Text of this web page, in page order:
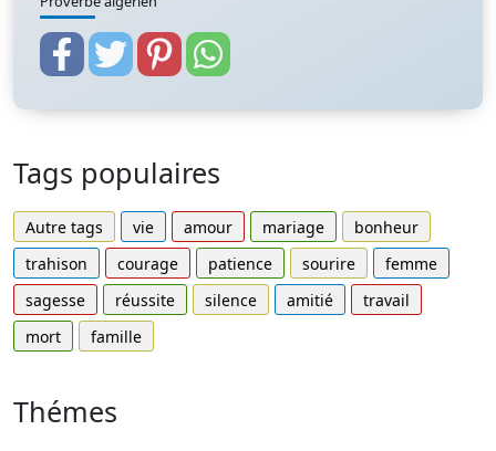
Tags populaires
Autre tags vie amour mariage
bonheur
trahison
courage patience sourire
femme
sagesse
réussite silence amitié
travail
mort
famille
Thémes